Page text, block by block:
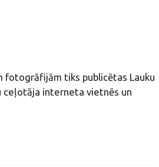
fotogrāfijām tiks publicētas Lauku
ceļotāja interneta vietnēs un